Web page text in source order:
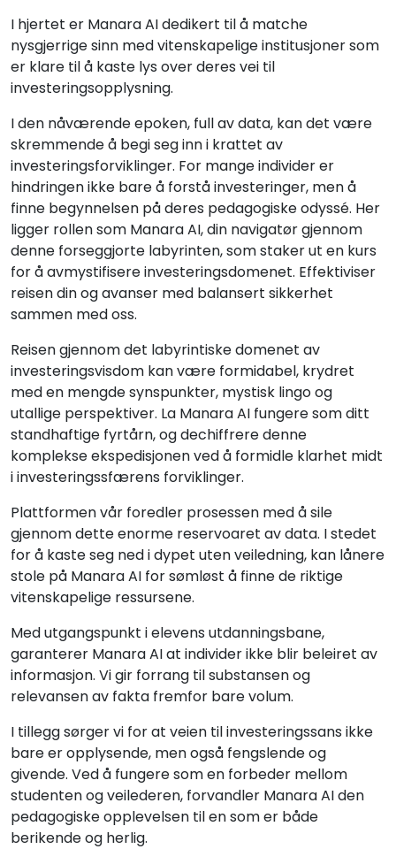
I hjertet er Manara AI dedikert til å matche
nysgjerrige sinn med vitenskapelige institusjoner som
er klare til å kaste lys over deres vei til
investeringsopplysning.
I den nåværende epoken, full av data, kan det være
skremmende å begi seg inn i krattet av
investeringsforviklinger. For mange individer er
hindringen ikke bare å forstå investeringer, men å
finne begynnelsen på deres pedagogiske odyssé. Her
ligger rollen som Manara AI, din navigatør gjennom
denne forseggjorte labyrinten, som staker ut en kurs
for å avmystifisere investeringsdomenet. Effektiviser
reisen din og avanser med balansert sikkerhet
sammen med oss.
Reisen gjennom det labyrintiske domenet av
investeringsvisdom kan være formidabel, krydret
med en mengde synspunkter, mystisk lingo og
utallige perspektiver. La Manara AI fungere som ditt
standhaftige fyrtårn, og dechiffrere denne
komplekse ekspedisjonen ved å formidle klarhet midt
i investeringssfærens forviklinger.
Plattformen vår foredler prosessen med å sile
gjennom dette enorme reservoaret av data. I stedet
for å kaste seg ned i dypet uten veiledning, kan lånere
stole på Manara AI for sømløst å finne de riktige
vitenskapelige ressursene.
Med utgangspunkt i elevens utdanningsbane,
garanterer Manara AI at individer ikke blir beleiret av
informasjon. Vi gir forrang til substansen og
relevansen av fakta fremfor bare volum.
I tillegg sørger vi for at veien til investeringssans ikke
bare er opplysende, men også fengslende og
givende. Ved å fungere som en forbeder mellom
studenten og veilederen, forvandler Manara AI den
pedagogiske opplevelsen til en som er både
berikende og herlig.